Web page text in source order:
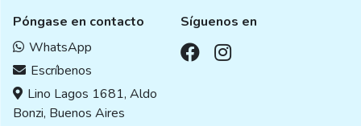
Póngase en contacto
WhatsApp
Escríbenos
Lino Lagos 1681, Aldo
Bonzi, Buenos Aires
Síguenos en